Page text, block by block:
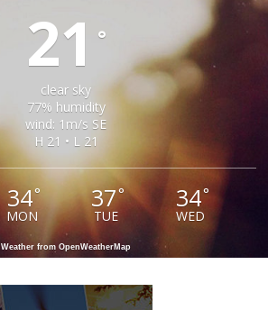
21 °
clear sky
77% humidity
wind: 1m/s SE
H 21 • L 21
34°
MON
37°
TUE
34°
WED
Weather from OpenWeatherMap